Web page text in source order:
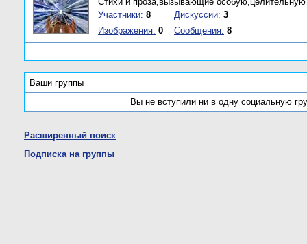
Участники: 8
Изображения: 0
Дискуссии: 3
Сообщения: 8
Ваши группы
Вы не вступили ни в одну социальную
Расширенный поиск
Подписка на группы